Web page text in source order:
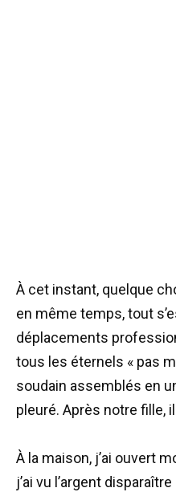
À cet instant, quelque
en même temps, tout
déplacements
tous les éternels « pas
soudain assemblés en
pleuré. Après notre fille,
À la maison, j’ai ouvert
j’ai vu l’argent